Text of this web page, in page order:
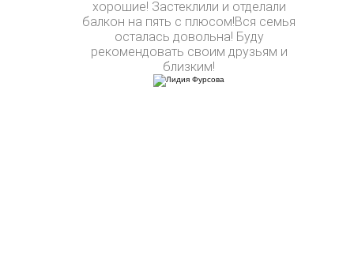
хорошие! Застеклили и отделали
балкон на пять с плюсом!Вся семья
осталась довольна! Буду
рекомендовать своим друзьям и
близким!